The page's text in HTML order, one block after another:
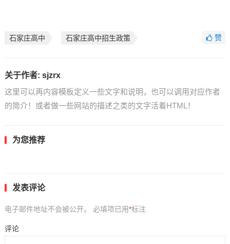
石家庄高中 石家庄高中招生政策 赞
关于作者: sjzrx
这里可以再内容模板定义一些文字和说明，也可以调用对应作者
的简介！或者做一些网站的描述之类的文字活着HTML！
为您推荐
发表评论
电子邮件地址不会被公开。 必填项已用*标注
评论